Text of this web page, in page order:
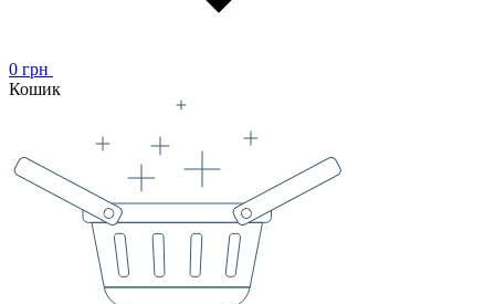
0 грн
Кошик